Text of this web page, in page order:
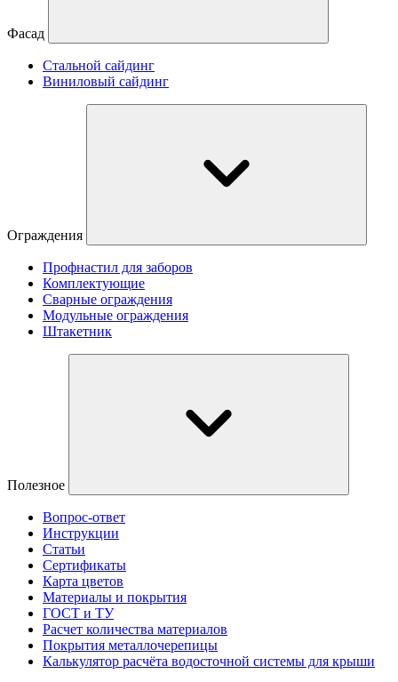
Фасад
Стальной сайдинг
Виниловый сайдинг
Ограждения
Профнастил для заборов
Комплектующие
Сварные ограждения
Модульные ограждения
Штакетник
Полезное
Вопрос-ответ
Инструкции
Статьи
Сертификаты
Карта цветов
Материалы и покрытия
ГОСТ и ТУ
Расчет количества материалов
Покрытия металлочерепицы
Калькулятор расчёта водосточной системы для крыши